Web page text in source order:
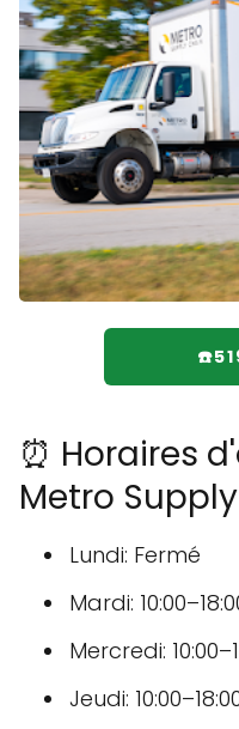
⏰ Horaires
Metro
Lundi: Fermé
Mardi:
Mercredi:
Jeudi: